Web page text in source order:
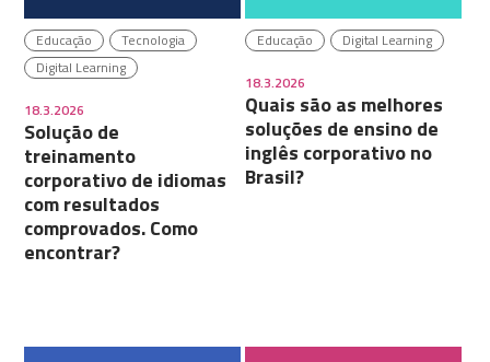
Educação
Tecnologia
Digital Learning
18.3.2026
Solução de
treinamento
corporativo de idiomas
com resultados
comprovados. Como
encontrar?
Educação Digital Learning
18.3.2026
Quais são as melhores
soluções de ensino de
inglês corporativo no
Brasil?